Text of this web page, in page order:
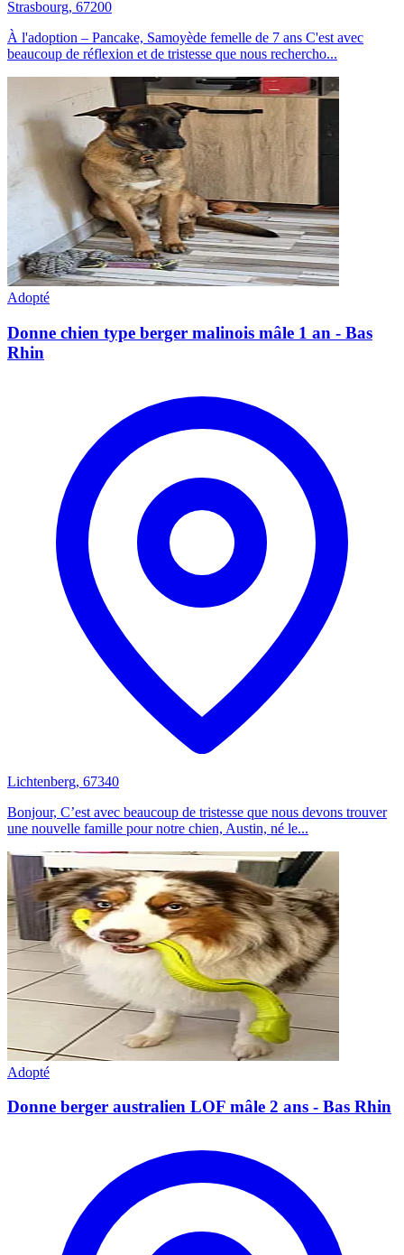
Strasbourg, 67200
À l'adoption – Pancake, Samoyède femelle de 7 ans C'est avec
beaucoup de réflexion et de tristesse que nous rechercho...
Adopté
Donne chien type berger malinois mâle 1 an - Bas
Rhin
Lichtenberg, 67340
Bonjour, C’est avec beaucoup de tristesse que nous devons trouver
une nouvelle famille pour notre chien, Austin, né le...
Adopté
Donne berger australien LOF mâle 2 ans - Bas Rhin